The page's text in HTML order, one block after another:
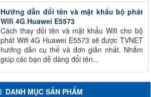
Hướng dẫn đổi tên và mật khẩu bộ phát
Wifi 4G Huawei E5573
Cách thay đổi tên và mật khẩu Wifi cho bộ
phát Wifi 4G Huawei E5573 sẽ được TVNET
hướng dẫn cụ thể và đơn giản nhất. Nhắm
giúp các bạn dễ dàng đổi tên...
DANH MỤC SẢN PHẨM